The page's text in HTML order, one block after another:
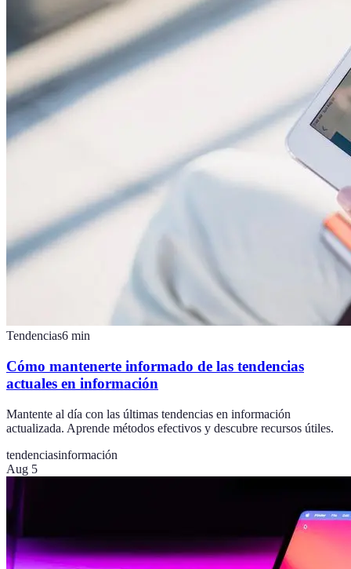
Tendencias6 min
Cómo mantenerte informado de las tendencias
actuales en información
Mantente al día con las últimas tendencias en información
actualizada. Aprende métodos efectivos y descubre recursos útiles.
tendenciasinformación
Aug 5